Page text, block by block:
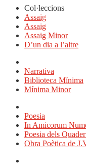
Col·leccions
Assaig
Assaig
Assaig Minor
D’un dia a l’altre
Narrativa
Biblioteca Mínima
Mínima Minor
Poesia
In Amicorum
Poesia dels
Obra Poètica de